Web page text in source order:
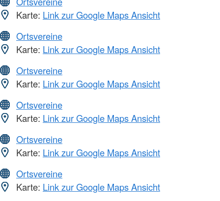
Karte: Link zur Google Maps Ansicht
Ortsvereine
Karte: Link zur Google Maps Ansicht
Ortsvereine
Karte: Link zur Google Maps Ansicht
Ortsvereine
Karte: Link zur Google Maps Ansicht
Ortsvereine
Karte: Link zur Google Maps Ansicht
Ortsvereine
Karte: Link zur Google Maps Ansicht